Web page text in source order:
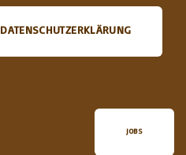
DATENSCHUTZERKLÄRUNG
JOBS